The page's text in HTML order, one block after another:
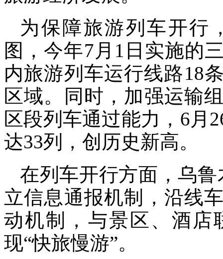
为保障旅游列车开行
图，今年7月1日实施的
内旅游列车运行线路18
区域。同时，加强运输
区段列车通过能力，6月
达33列，创历史新高。
在列车开行方面，乌
立信息通报机制，沿线
动机制，与景区、酒店
现“快旅慢游”。